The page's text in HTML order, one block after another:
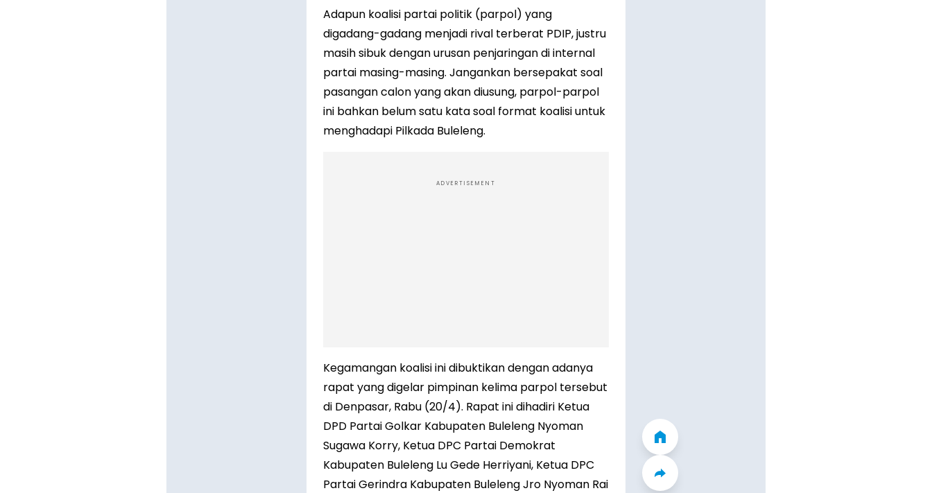
Adapun koalisi partai politik (parpol) yang
digadang-gadang menjadi rival terberat PDIP, justru
masih sibuk dengan urusan penjaringan di internal
partai masing-masing. Jangankan bersepakat soal
pasangan calon yang akan diusung, parpol-parpol
ini bahkan belum satu kata soal format koalisi untuk
menghadapi Pilkada Buleleng.
ADVERTISEMENT
Kegamangan koalisi ini dibuktikan dengan adanya
rapat yang digelar pimpinan kelima parpol tersebut
di Denpasar, Rabu (20/4). Rapat ini dihadiri Ketua
DPD Partai Golkar Kabupaten Buleleng Nyoman
Sugawa Korry, Ketua DPC Partai Demokrat
Kabupaten Buleleng Lu Gede Herriyani, Ketua DPC
Partai Gerindra Kabupaten Buleleng Jro Nyoman Rai